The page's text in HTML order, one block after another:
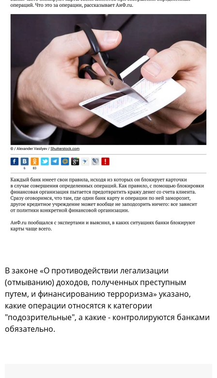
В законе «О противодействии легализации
(отмыванию) доходов, полученных преступным
путем, и финансированию терроризма» указано,
какие операции относятся к категории
"подозрительные", а какие - контролируются банками
обязательно.